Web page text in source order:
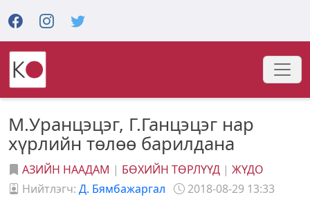
М.Уранцэцэг, Г.Ганцэцэг нар
хүрлийн төлөө барилдана
АЗИЙН НААДАМ | БӨХИЙН ТӨРЛҮҮД | ЖҮДО
Нийтлэгч: Д. Бямбажаргал 2018-08-29 13:33